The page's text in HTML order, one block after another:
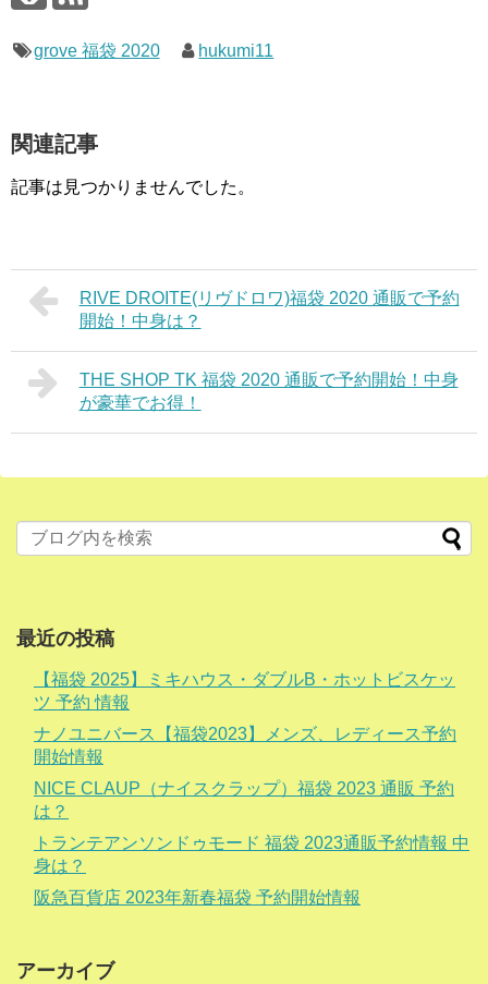
grove 福袋 2020 hukumi11
関連記事
記事は見つかりませんでした。
RIVE DROITE(リヴドロワ)福袋 2020 通販で予約
開始！中身は？
THE SHOP TK 福袋 2020 通販で予約開始！中身
が豪華でお得！
最近の投稿
【福袋 2025】ミキハウス・ダブルB・ホットビスケッ
ツ 予約 情報
ナノユニバース【福袋2023】メンズ、レディース予約
開始情報
NICE CLAUP（ナイスクラップ）福袋 2023 通販 予約
は？
トランテアンソンドゥモード 福袋 2023通販予約情報 中
身は？
阪急百貨店 2023年新春福袋 予約開始情報
アーカイブ